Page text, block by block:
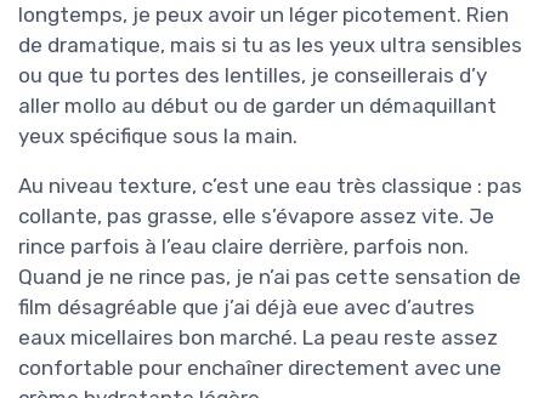
longtemps, je peux avoir un léger picotement. Rien
de dramatique, mais si tu as les yeux ultra sensibles
ou que tu portes des lentilles, je conseillerais d’y
aller mollo au début ou de garder un démaquillant
yeux spécifique sous la main.
Au niveau texture, c’est une eau très classique : pas
collante, pas grasse, elle s’évapore assez vite. Je
rince parfois à l’eau claire derrière, parfois non.
Quand je ne rince pas, je n’ai pas cette sensation de
film désagréable que j’ai déjà eue avec d’autres
eaux micellaires bon marché. La peau reste assez
confortable pour enchaîner directement avec une